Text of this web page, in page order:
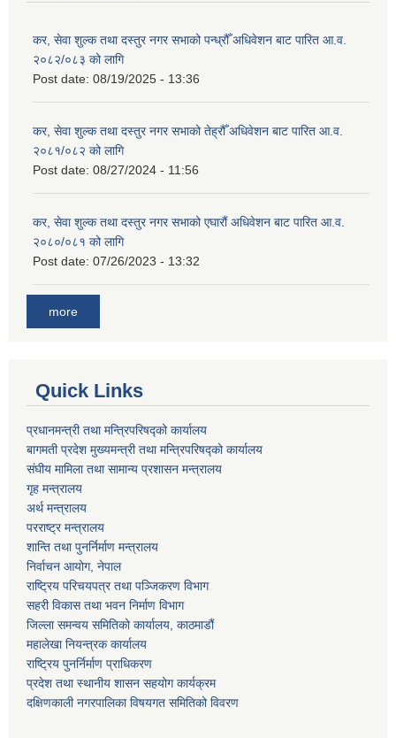
कर, सेवा शुल्क तथा दस्तुर नगर सभाको पन्ध्रौँ अधिवेशन बाट पारित आ.व.
२०८२/०८३ को लागि
Post date: 08/19/2025 - 13:36
कर, सेवा शुल्क तथा दस्तुर नगर सभाको तेह्रौँ अधिवेशन बाट पारित आ.व.
२०८१/०८२ को लागि
Post date: 08/27/2024 - 11:56
कर, सेवा शुल्क तथा दस्तुर नगर सभाको एघारौं अधिवेशन बाट पारित आ.व.
२०८०/०८१ को लागि
Post date: 07/26/2023 - 13:32
more
Quick Links
प्रधानमन्त्री तथा मन्त्रिपरिषद्को कार्यालय
बागमती प्रदेश मुख्यमन्त्री तथा मन्त्रिपरिषद्को कार्यालय
संघीय मामिला तथा सामान्य प्रशासन मन्त्रालय
गृह मन्त्रालय
अर्थ मन्त्रालय
परराष्ट्र मन्त्रालय
शान्ति तथा पुनर्निर्माण मन्त्रालय
निर्वाचन आयोग, नेपाल
राष्ट्रिय परिचयपत्र तथा पञ्जिकरण विभाग
सहरी विकास तथा भवन निर्माण विभाग
जिल्ला समन्वय समितिको कार्यालय, काठमाडौं
महालेखा नियन्त्रक कार्यालय
राष्ट्रिय पुनर्निर्माण प्राधिकरण
प्रदेश तथा स्थानीय शासन सहयोग कार्यक्रम
दक्षिणकाली नगरपालिका विषयगत समितिको विवरण